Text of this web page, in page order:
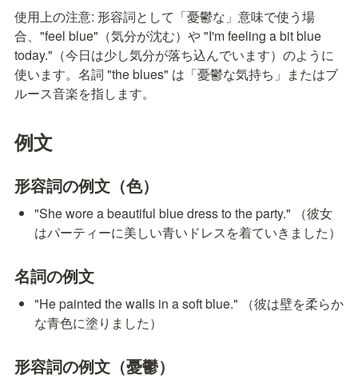
使用上の注意: 形容詞として「憂鬱な」意味で使う場
合、"feel blue"（気分が沈む）や "I'm feeling a bit blue
today."（今日は少し気分が落ち込んでいます）のように
使います。名詞 "the blues" は「憂鬱な気持ち」またはブ
ルース音楽を指します。
例文
形容詞の例文（色）
"She wore a beautiful blue dress to the party." （彼女
はパーティーに美しい青いドレスを着ていきました）
名詞の例文
"He painted the walls in a soft blue." （彼は壁を柔らか
な青色に塗りました）
形容詞の例文（憂鬱）